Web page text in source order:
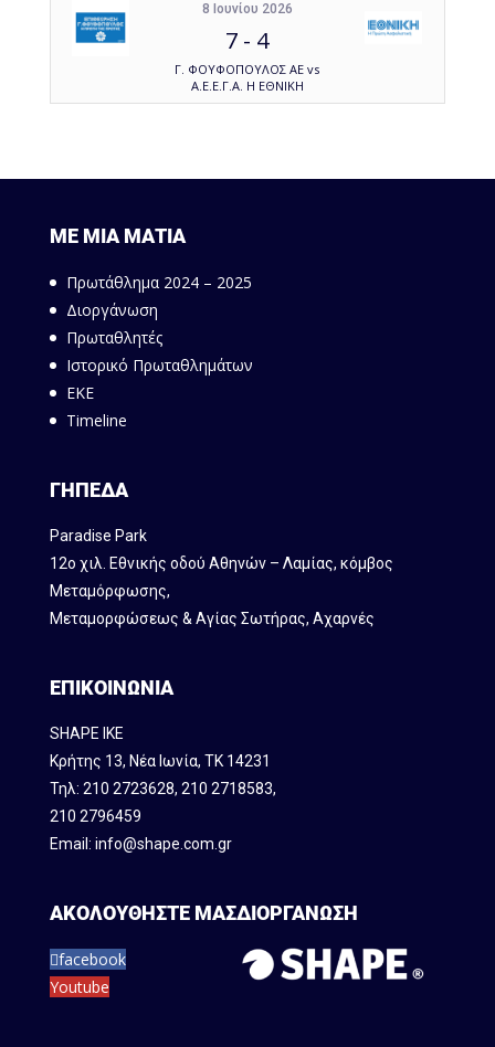
8 Ιουνίου 2026
7 - 4
Γ. ΦΟΥΦΟΠΟΥΛΟΣ ΑΕ vs
Α.Ε.Ε.Γ.Α. Η ΕΘΝΙΚΗ
ΜΕ ΜΙΑ ΜΑΤΙΑ
Πρωτάθλημα 2024 – 2025
Διοργάνωση
Πρωταθλητές
Ιστορικό Πρωταθλημάτων
ΕΚΕ
Timeline
ΓΗΠΕΔΑ
Paradise Park
12ο χιλ. Εθνικής οδού Αθηνών – Λαμίας, κόμβος
Mεταμόρφωσης,
Μεταμορφώσεως & Αγίας Σωτήρας, Αχαρνές
ΕΠΙΚΟΙΝΩΝΙΑ
SHAPE IKE
Κρήτης 13, Νέα Ιωνία, ΤΚ 14231
Τηλ: 210 2723628, 210 2718583,
210 2796459
Email: info@shape.com.gr
ΑΚΟΛΟΥΘΗΣΤΕ ΜΑΣ
facebook
Youtube
ΔΙΟΡΓΑΝΩΣΗ